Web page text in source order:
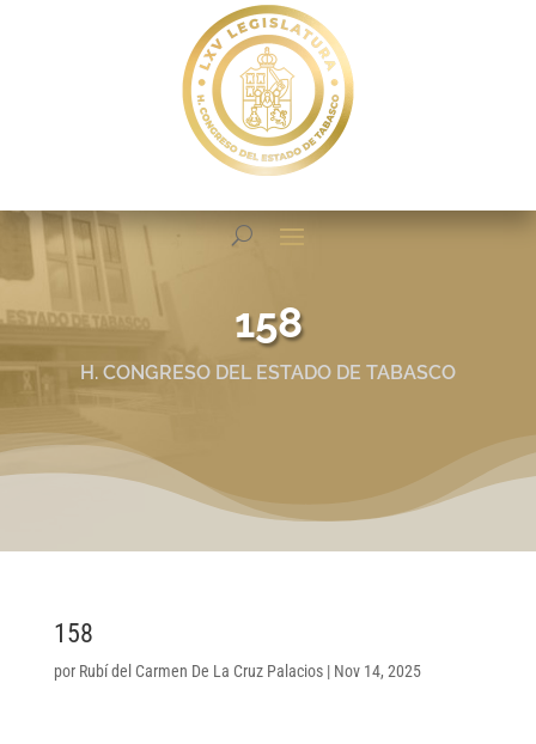
158
H. CONGRESO DEL ESTADO DE TABASCO
158
por Rubí del Carmen De La Cruz Palacios| Nov 14, 2025